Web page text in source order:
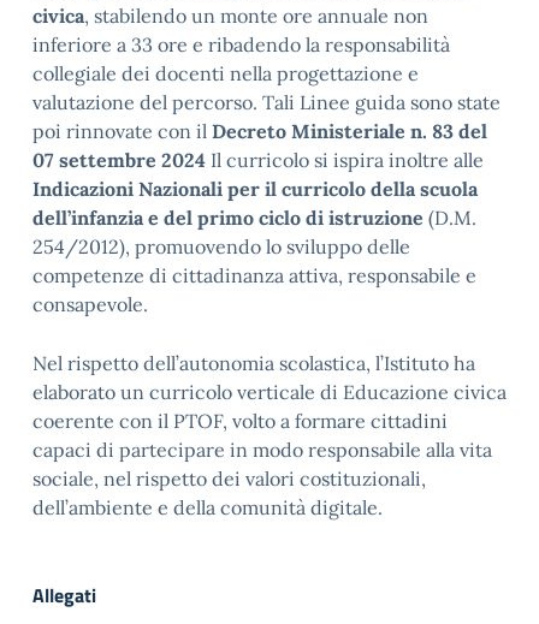
civica, stabilendo un monte ore annuale non
inferiore a 33 ore e ribadendo la responsabilità
collegiale dei docenti nella progettazione e
valutazione del percorso. Tali Linee guida sono state
poi rinnovate con il Decreto Ministeriale n. 83 del
07 settembre 2024 Il curricolo si ispira inoltre alle
Indicazioni Nazionali per il curricolo della scuola
dell’infanzia e del primo ciclo di istruzione (D.M.
254/2012), promuovendo lo sviluppo delle
competenze di cittadinanza attiva, responsabile e
consapevole.
Nel rispetto dell’autonomia scolastica, l’Istituto ha
elaborato un curricolo verticale di Educazione civica
coerente con il PTOF, volto a formare cittadini
capaci di partecipare in modo responsabile alla vita
sociale, nel rispetto dei valori costituzionali,
dell’ambiente e della comunità digitale.
Allegati